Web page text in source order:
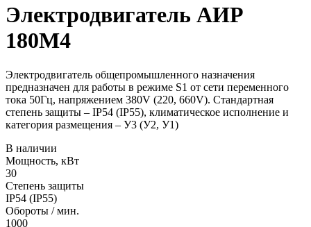
Электродвигатель АИР
180М4
Электродвигатель общепромышленного назначения
предназначен для работы в режиме S1 от сети переменного
тока 50Гц, напряжением 380V (220, 660V). Стандартная
степень защиты – IP54 (IP55), климатическое исполнение и
категория размещения – У3 (У2, У1)
В наличии
Мощность, кВт
30
Степень защиты
IP54 (IP55)
Обороты / мин.
1000